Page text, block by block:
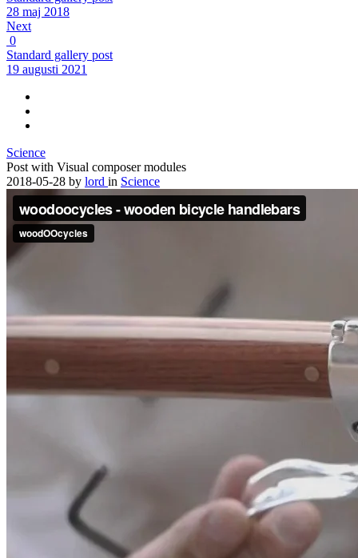
28 maj 2018
Next
0
Standard gallery post
19 augusti 2021
Science
Post with Visual composer modules
2018-05-28 by lord in Science